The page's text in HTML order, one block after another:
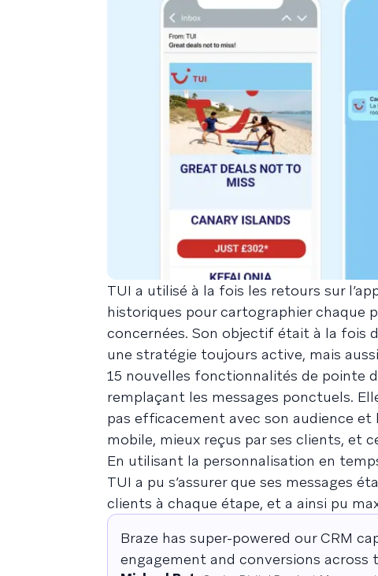
TUI a utilisé à la fois les retours sur
historiques pour cartographier chaque
concernées. Son objectif était à la fois
une stratégie toujours active, mais
15 nouvelles fonctionnalités de pointe
remplaçant les messages ponctuels.
pas efficacement avec son audience et
mobile, mieux reçus par ses clients, et
En utilisant la personnalisation en
TUI a pu s’assurer que ses messages
clients à chaque étape, et a ainsi pu
Braze has super-powered our CRM
engagement and conversions across